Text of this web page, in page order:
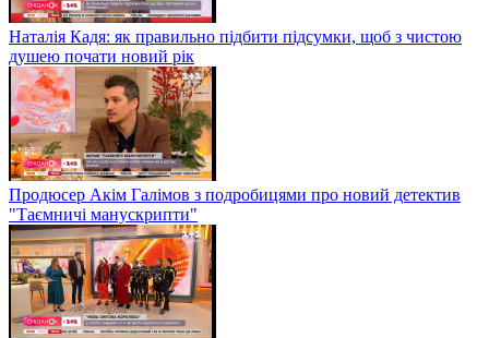
Наталія Кадя: як правильно підбити підсумки, щоб з чистою
душею почати новий рік
Продюсер Акім Галімов з подробицями про новий детектив
"Таємничі манускрипти"